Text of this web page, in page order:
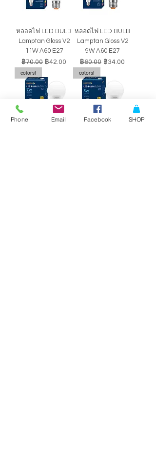
หลอดไฟ LED BULB
Lamptan Gloss V2
11W A60 E27
ราคาปกติ
฿70.00 ราคาขายลด
฿42.00
หลอดไฟ LED BULB
Lamptan Gloss V2
9W A60 E27
ราคาปกติ
฿60.00 ราคาขายลด
฿34.00
colors!
colors!
Phone Email Facebook SHOP